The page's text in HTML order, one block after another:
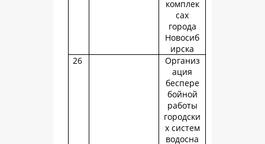
комплек
сах
города
Новосиб
ирска
26
Организ
ация
беспере
бойной
работы
городски
х систем
водосна